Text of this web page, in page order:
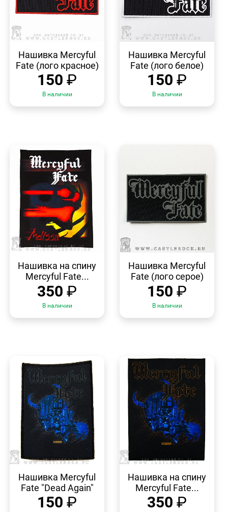
ПРОСМОТР
Нашивка Mercyful
Fate (лого красное)
150 ₽
В наличии
ПРОСМОТР
Нашивка Mercyful
Fate (лого белое)
150 ₽
В наличии
ПРОСМОТР
Нашивка на спину
Mercyful Fate...
350 ₽
В наличии
ПРОСМОТР
Нашивка Mercyful
Fate (лого серое)
150 ₽
В наличии
ПРОСМОТР
Нашивка Mercyful
Fate "Dead Again"
150 ₽
ПРОСМОТР
Нашивка на спину
Mercyful Fate...
350 ₽